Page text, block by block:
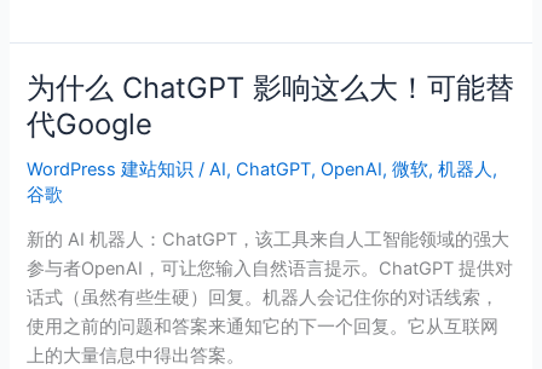
为什么 ChatGPT 影响这么大！可能替
代Google
WordPress 建站知识 /AI,ChatGPT,OpenAI,微软,机器人 ,
谷歌
新的 AI 机器人：ChatGPT，该工具来自人工智能领域的强大
参与者OpenAI，可让您输入自然语言提示。ChatGPT 提供对
话式（虽然有些生硬）回复。机器人会记住你的对话线索，
使用之前的问题和答案来通知它的下一个回复。它从互联网
上的大量信息中得出答案。
为
什
么
ChatGPT
影
响
这
么
大！
可